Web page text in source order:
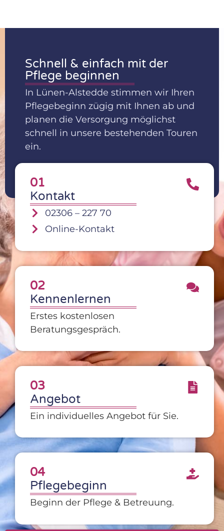
Schnell & einfach mit der
Pflege beginnen
In Lünen-Alstedde stimmen wir Ihren
Pflegebeginn zügig mit Ihnen ab und
planen die Versorgung möglichst
schnell in unsere bestehenden Touren
ein.
01
Kontakt
02306 – 227 70
Online-Kontakt
02
Kennenlernen
Erstes kostenlosen
Beratungsgespräch.
03
Angebot
Ein individuelles Angebot für Sie.
04
Pflegebeginn
Beginn der Pflege & Betreuung.